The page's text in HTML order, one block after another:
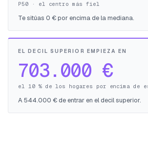
P50 · el centro más fiel
Te sitúas 0 € por encima de la mediana.
EL DECIL SUPERIOR EMPIEZA EN
703.000 €
el 10 % de los hogares por encima de
A 544.000 € de entrar en el decil superior.